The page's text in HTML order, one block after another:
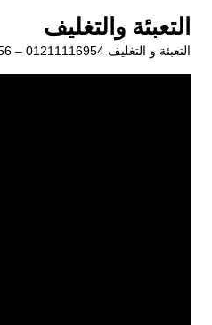
المحتوى
التعبئة والتغليف
التعبئة و التغليف 01211116954 – 01211116956 – 01211116958